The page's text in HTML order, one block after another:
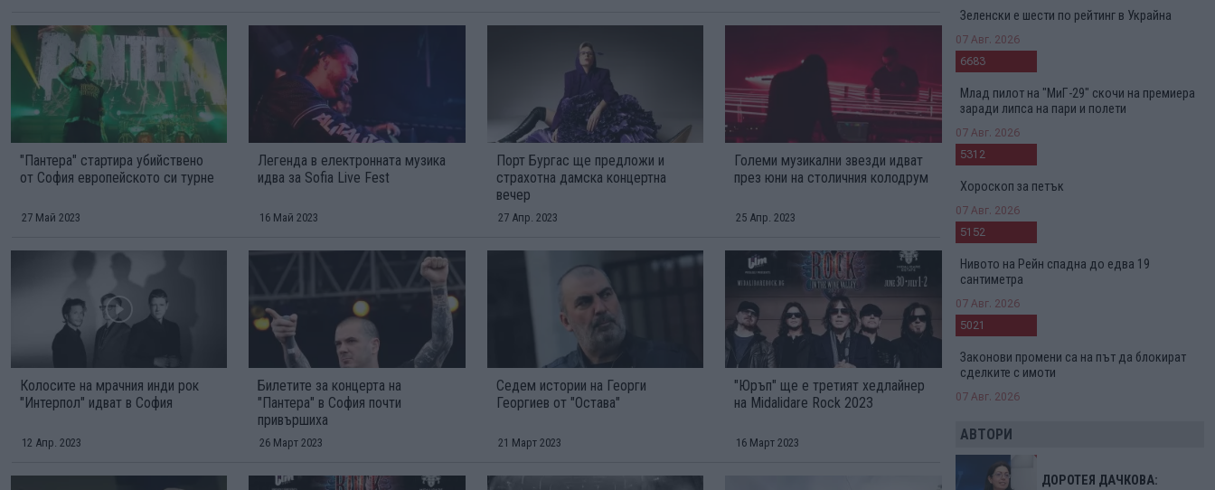
"Пантера" стартира убийствено
от София европейското си турне
27 Май 2023
Легенда в електронната музика
идва за Sofia Live Fest
16 Май 2023
Порт Бургас ще предложи и
страхотна дамска концертна
вечер
27 Апр. 2023
Големи музикални звезди идват
през юни на столичния колодрум
25 Апр. 2023
Колосите на мрачния инди рок
"Интерпол" идват в София
12 Апр. 2023
Билетите за концерта на
"Пантера" в София почти
привършиха
26 Март 2023
Седем истории на Георги
Георгиев от "Остава"
21 Март 2023
"Юръп" ще е третият хедлайнер
на Midalidare Rock 2023
16 Март 2023
Зеленски е шести по рейтинг в Украйна
07 Авг. 2026
6683
Млад пилот на "МиГ-29" скочи на премиера
заради липса на пари и полети
07 Авг. 2026
5312
Хороскоп за петък
07 Авг. 2026
5152
Нивото на Рейн спадна до едва 19
сантиметра
07 Авг. 2026
5021
Законови промени са на път да блокират
сделките с имоти
07 Авг. 2026
АВТОРИ
ДОРОТЕЯ ДАЧКОВА: